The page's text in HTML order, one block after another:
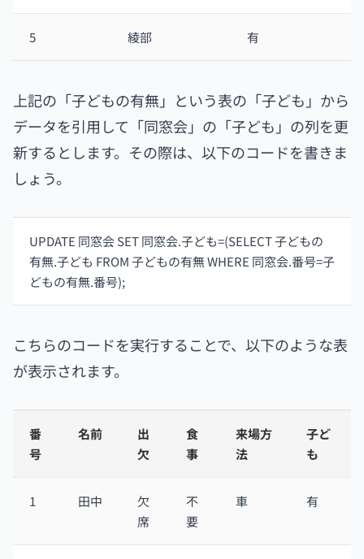
5 綾部 有
上記の「子どもの有無」という表の「子ども」から
データを引用して「同窓会」の「子ども」の列を更
新するとします。その際は、以下のコードを書きま
しょう。
UPDATE 同窓会 SET 同窓会.子ども=(SELECT 子どもの
有無.子ども FROM 子どもの有無 WHERE 同窓会.番号=子
どもの有無.番号);
こちらのコードを実行することで、以下のような表
が表示されます。
番
号
名前
出
欠
食
事
来場方
法
子ど
も
1 田中
欠
席
不
要
車 有